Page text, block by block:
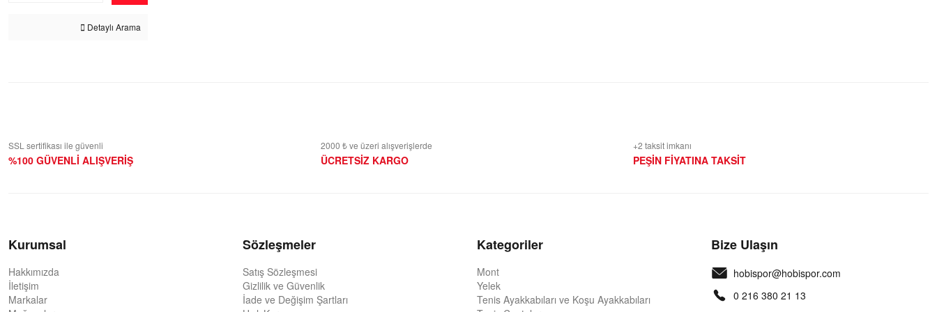
Detaylı Arama
SSL sertifikası ile güvenli
%100 GÜVENLİ ALIŞVERİŞ
2000 ₺ ve üzeri alışverişlerde
ÜCRETSİZ KARGO
+2 taksit imkanı
PEŞİN FİYATINA TAKSİT
Kurumsal
Hakkımızda
İletişim
Markalar
Sözleşmeler
Satış Sözleşmesi
Gizlilik ve Güvenlik
İade ve Değişim Şartları
Kategoriler
Mont
Yelek
Tenis Ayakkabıları ve Koşu Ayakkabıları
Bize Ulaşın
hobispor@hobispor.com
0 216 380 21 13